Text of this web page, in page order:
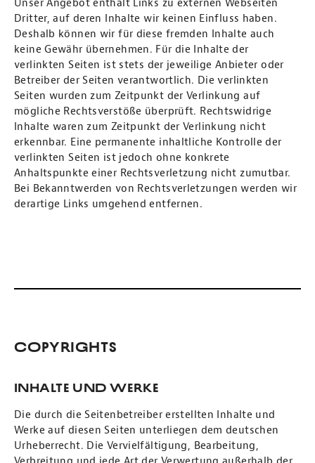
Unser Angebot enthält Links zu externen Webseiten
Dritter, auf deren Inhalte wir keinen Einfluss haben.
Deshalb können wir für diese fremden Inhalte auch
keine Gewähr übernehmen. Für die Inhalte der
verlinkten Seiten ist stets der jeweilige Anbieter oder
Betreiber der Seiten verantwortlich. Die verlinkten
Seiten wurden zum Zeitpunkt der Verlinkung auf
mögliche Rechtsverstöße überprüft. Rechtswidrige
Inhalte waren zum Zeitpunkt der Verlinkung nicht
erkennbar. Eine permanente inhaltliche Kontrolle der
verlinkten Seiten ist jedoch ohne konkrete
Anhaltspunkte einer Rechtsverletzung nicht zumutbar.
Bei Bekanntwerden von Rechtsverletzungen werden wir
derartige Links umgehend entfernen.
Copyrights
Inhalte und Werke
Die durch die Seitenbetreiber erstellten Inhalte und
Werke auf diesen Seiten unterliegen dem deutschen
Urheberrecht. Die Vervielfältigung, Bearbeitung,